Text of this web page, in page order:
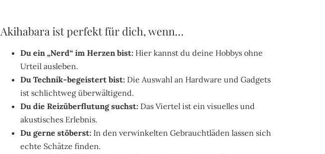
Akihabara ist perfekt für dich, wenn…
Du ein „Nerd“ im Herzen bist: Hier kannst du deine Hobbys ohne
Urteil ausleben.
Du Technik-begeistert bist: Die Auswahl an Hardware und Gadgets
ist schlichtweg überwältigend.
Du die Reizüberflutung suchst: Das Viertel ist ein visuelles und
akustisches Erlebnis.
Du gerne stöberst: In den verwinkelten Gebrauchtläden lassen sich
echte Schätze finden.